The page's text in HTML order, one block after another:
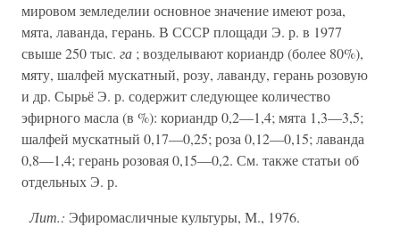
мировом земледелии основное значение имеют роза,
мята, лаванда, герань. В СССР площади Э. р. в 1977
свыше 250 тыс. га ; возделывают кориандр (более 80%),
мяту, шалфей мускатный, розу, лаванду, герань розовую
и др. Сырьё Э. р. содержит следующее количество
эфирного масла (в %): кориандр 0,2—1,4; мята 1,3—3,5;
шалфей мускатный 0,17—0,25; роза 0,12—0,15; лаванда
0,8—1,4; герань розовая 0,15—0,2. См. также статьи об
отдельных Э. р.
Лит.: Эфиромасличные культуры, М., 1976.